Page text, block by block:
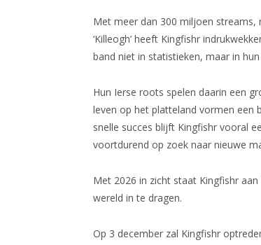
Met meer dan 300 miljoen
‘Killeogh’ heeft Kingfishr
band niet in statistieken, maar in
Hun Ierse roots spelen daarin een
leven op het platteland vormen een
snelle succes blijft Kingfishr vooral
voortdurend op zoek naar nieuwe
Met 2026 in zicht staat Kingfishr
wereld in te dragen.
Op 3 december zal Kingfishr